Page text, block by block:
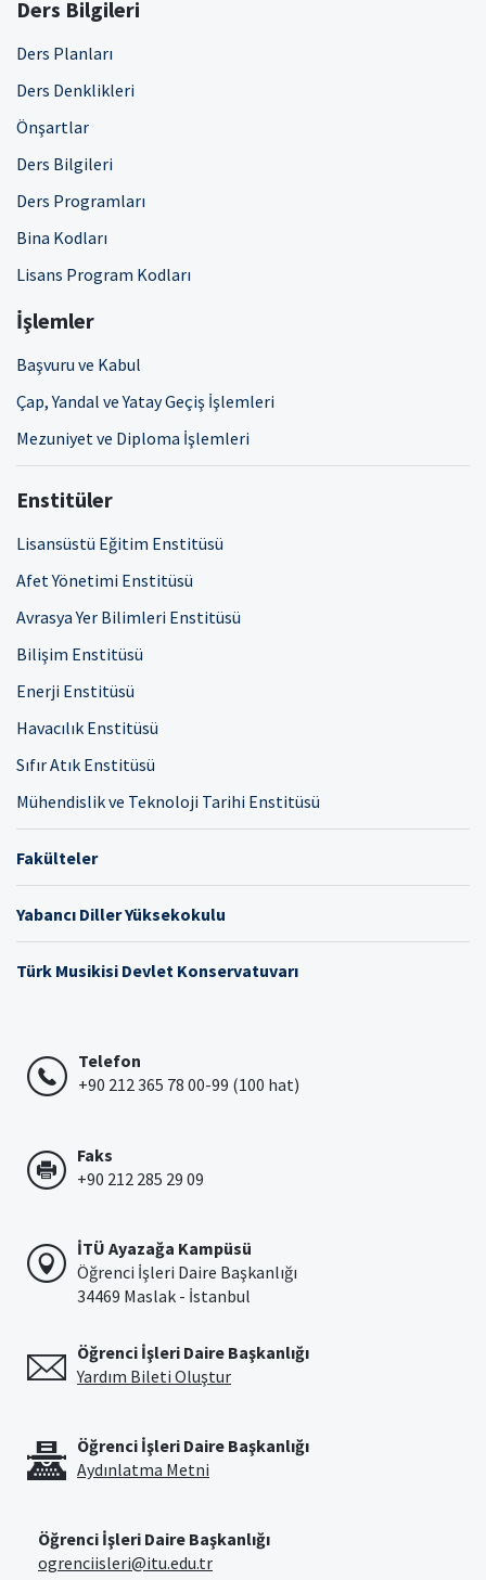
Ders Bilgileri
Ders Planları
Ders Denklikleri
Önşartlar
Ders Bilgileri
Ders Programları
Bina Kodları
Lisans Program Kodları
İşlemler
Başvuru ve Kabul
Çap, Yandal ve Yatay Geçiş İşlemleri
Mezuniyet ve Diploma İşlemleri
Enstitüler
Lisansüstü Eğitim Enstitüsü
Afet Yönetimi Enstitüsü
Avrasya Yer Bilimleri Enstitüsü
Bilişim Enstitüsü
Enerji Enstitüsü
Havacılık Enstitüsü
Sıfır Atık Enstitüsü
Mühendislik ve Teknoloji Tarihi Enstitüsü
Fakülteler
Yabancı Diller Yüksekokulu
Türk Musikisi Devlet Konservatuvarı
Telefon
+90 212 365 78 00-99 (100 hat)
Faks
+90 212 285 29 09
İTÜ Ayazağa Kampüsü
Öğrenci İşleri Daire Başkanlığı
34469 Maslak - İstanbul
Öğrenci İşleri Daire Başkanlığı
Yardım Bileti Oluştur
Öğrenci İşleri Daire Başkanlığı
Aydınlatma Metni
Öğrenci İşleri Daire Başkanlığı
ogrenciisleri@itu.edu.tr